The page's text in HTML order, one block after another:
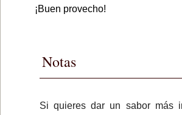
¡Buen provecho!
Notas
Si quieres dar un sabor más